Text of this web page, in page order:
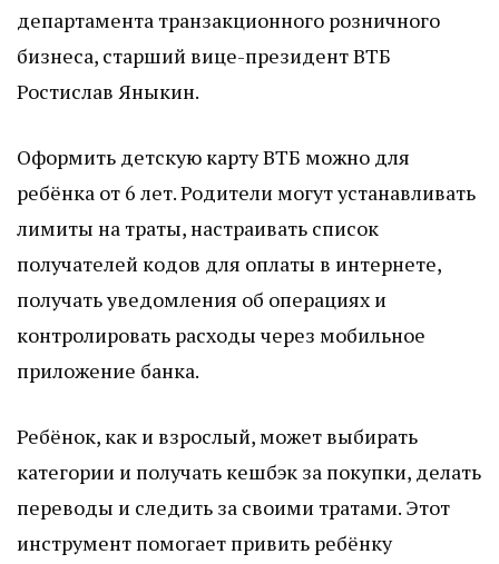
департамента транзакционного розничного
бизнеса, старший вице-президент ВТБ
Ростислав Яныкин.
Оформить детскую карту ВТБ можно для
ребёнка от 6 лет. Родители могут устанавливать
лимиты на траты, настраивать список
получателей кодов для оплаты в интернете,
получать уведомления об операциях и
контролировать расходы через мобильное
приложение банка.
Ребёнок, как и взрослый, может выбирать
категории и получать кешбэк за покупки, делать
переводы и следить за своими тратами. Этот
инструмент помогает привить ребёнку